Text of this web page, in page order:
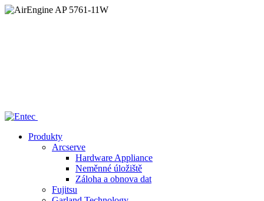
Produkty
Arcserve
Hardware Appliance
Neměnné úložiště
Záloha a obnova dat
Fujitsu